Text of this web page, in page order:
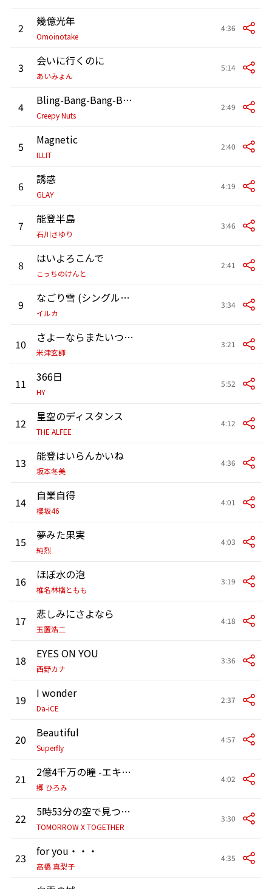
2 幾億光年
Omoinotake
4:36
3 会いに行くのに
あいみょん
5:14
4 Bling-Bang-Bang-Born
Creepy Nuts
2:49
5 Magnetic
ILLIT
2:40
6 誘惑
GLAY
4:19
7 能登半島
石川さゆり
3:46
8 はいよろこんで
こっちのけんと
2:41
9 なごり雪 (シングルバージョン)
イルカ
3:34
10 さよーならまたいつか!- Sayonara
米津玄師
3:21
11 366日
HY
5:52
12 星空のディスタンス
THE ALFEE
4:12
13 能登はいらんかいね
坂本冬美
4:36
14 自業自得
櫻坂46
4:01
15 夢みた果実
純烈
4:03
16 ほぼ水の泡
椎名林檎ともも
3:19
17 悲しみにさよなら
玉置浩二
4:18
18 EYES ON YOU
西野カナ
3:36
19 I wonder
Da-iCE
2:37
20 Beautiful
Superfly
4:57
21 2億4千万の瞳 -エキゾチック・ジャパン-
郷 ひろみ
4:02
22 5時53分の空で見つけた君と僕 (Japanese Ver.)
TOMORROW X TOGETHER
3:30
23 for you・・・
高橋 真梨子
4:35